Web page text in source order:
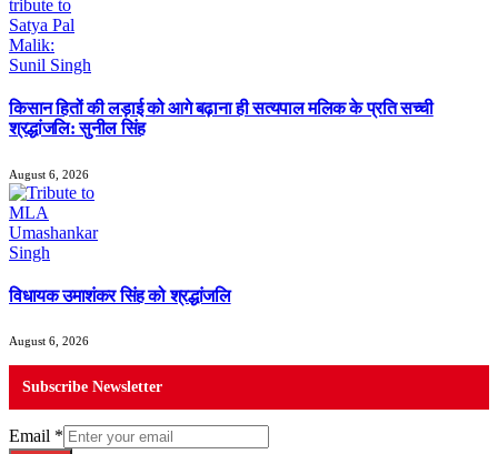
किसान हितों की लड़ाई को आगे बढ़ाना ही सत्यपाल मलिक के प्रति सच्ची
श्रद्धांजलि: सुनील सिंह
August 6, 2026
विधायक उमाशंकर सिंह को श्रद्धांजलि
August 6, 2026
Subscribe Newsletter
Email *